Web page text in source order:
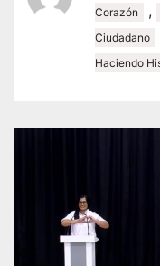
Corazón
,
Ciudadano
Haciendo